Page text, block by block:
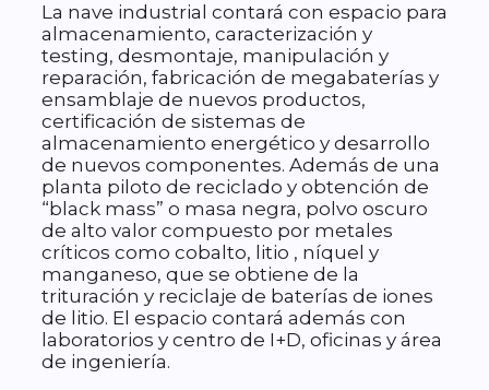
La nave industrial contará con espacio para
almacenamiento, caracterización y
testing, desmontaje, manipulación y
reparación, fabricación de megabaterías y
ensamblaje de nuevos productos,
certificación de sistemas de
almacenamiento energético y desarrollo
de nuevos componentes. Además de una
planta piloto de reciclado y obtención de
“black mass” o masa negra, polvo oscuro
de alto valor compuesto por metales
críticos como cobalto, litio , níquel y
manganeso, que se obtiene de la
trituración y reciclaje de baterías de iones
de litio. El espacio contará además con
laboratorios y centro de I+D, oficinas y área
de ingeniería.